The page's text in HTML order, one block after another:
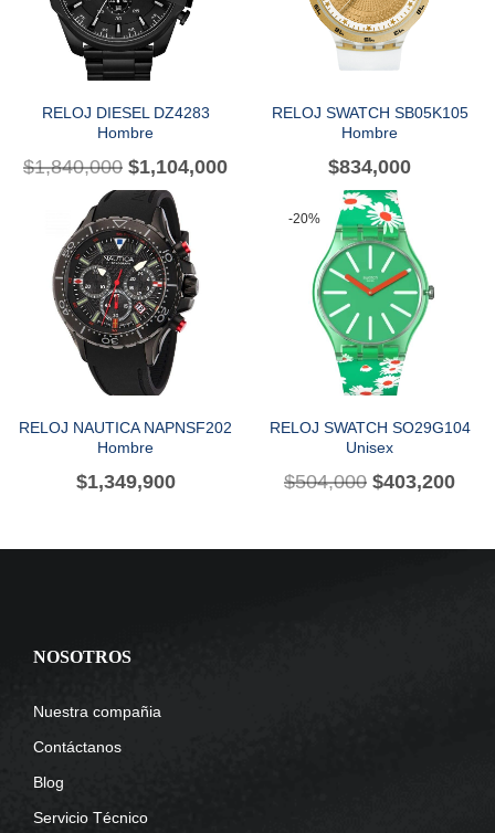
RELOJ DIESEL DZ4283
Hombre
$1,840,000 $1,104,000
RELOJ SWATCH SB05K105
Hombre
$834,000
RELOJ NAUTICA NAPNSF202
Hombre
$1,349,900
-20%
RELOJ SWATCH SO29G104
Unisex
$504,000 $403,200
NOSOTROS
Nuestra compañia
Contáctanos
Blog
Servicio Técnico